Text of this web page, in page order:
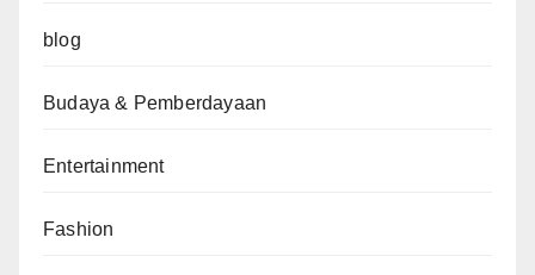
blog
Budaya & Pemberdayaan
Entertainment
Fashion